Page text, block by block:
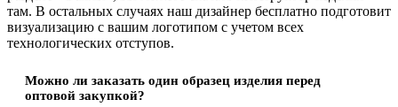
там. В остальных случаях наш дизайнер бесплатно подготовит
визуализацию с вашим логотипом с учетом всех
технологических отступов.
Можно ли заказать один образец изделия перед
оптовой закупкой?